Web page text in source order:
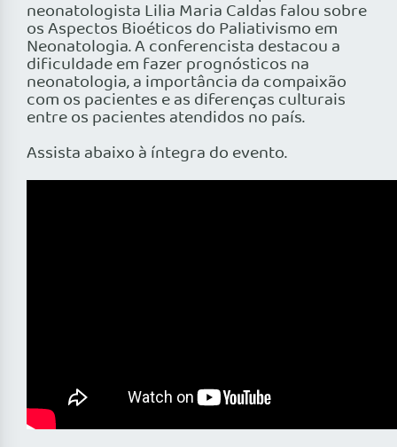
neonatologista Lilia Maria Caldas falou sobre
os Aspectos Bioéticos do Paliativismo em
Neonatologia. A conferencista destacou a
dificuldade em fazer prognósticos na
neonatologia, a importância da compaixão
com os pacientes e as diferenças culturais
entre os pacientes atendidos no país.
Assista abaixo à íntegra do evento.